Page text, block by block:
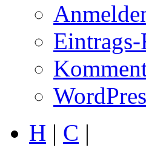
Eintrags-
H | C |